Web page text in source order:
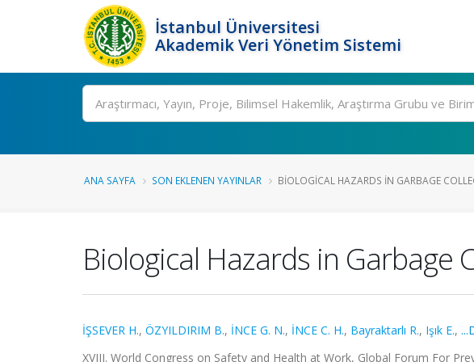
İstanbul Üniversitesi
Akademik Veri Yönetim Sistemi
Ara
ANA SAYFA SON EKLENEN YAYINLAR BIOLOGICAL HAZARDS IN GARBAGE
Biological Hazards in Garbage
İŞSEVER H., ÖZYILDIRIM B., İNCE G. N., İNCE C. H., Bayraktarlı R., Işık E.,
XVIII. World Congress on Safety and Health at Work, Global Forum For